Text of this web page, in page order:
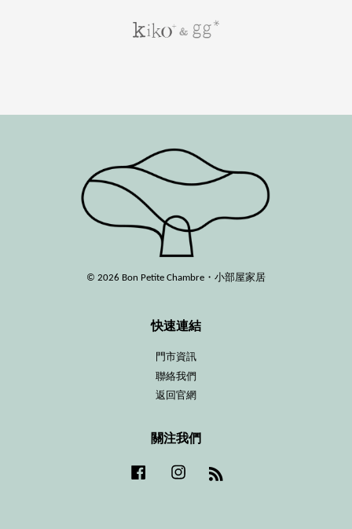
© 2026 Bon Petite Chambre・小部屋家居
快速連結
門市資訊
聯絡我們
返回官網
關注我們
Facebook Instagram